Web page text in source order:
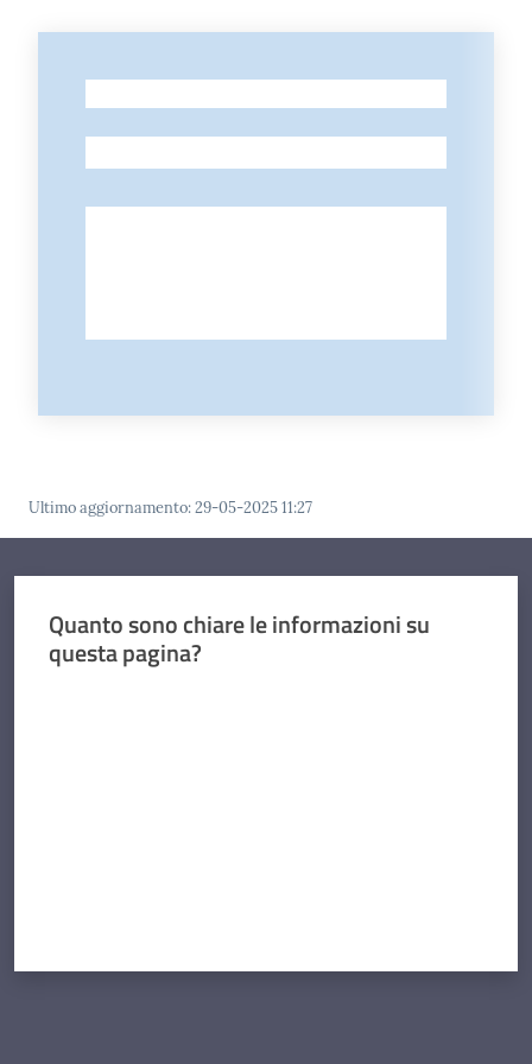
-
Ultimo aggiornamento:29-05-2025 11:27
Quanto sono chiare le informazioni su
questa pagina?